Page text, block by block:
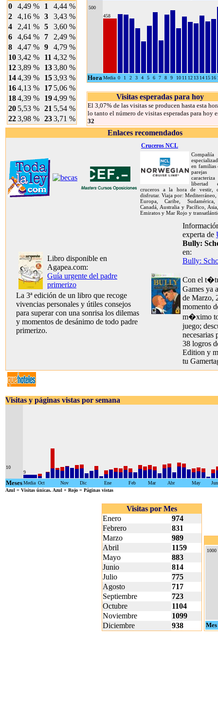
0
4,49 % 1
4,44 %
2
4,16 % 3
3,43 %
4
2,41 % 5
3,60 %
6
4,64 % 7
2,49 %
8
4,47 % 9
4,79 %
103,42 % 11 4,32 %
123,89 % 133,80 %
144,39 % 153,93 %
164,13 % 17 5,06 %
184,39 % 194,99 %
20 5,53 % 21 5,54 %
223,98 % 233,71 %
500
458
HoraMedia 0 1 2 3 4 5 6 7 8 9 10 11 12 13 14 15 16
Visitas esperadas para hoy
El 3,07% de las visitas se producen hasta esta
lo tanto el número de visitas esperadas para hoy
32
Enlaces recomendados
Cruceros NCL
Compañía
en familias
libertad
cruceros a la hora de vestir,
disfrutar. Viaja por: Mediterráneo,
Europa, Caribe, Sudamérica,
Canadá, Australia y Pacífico,
Emiratos y Mar Rojo y
Libro disponible en
Agapea.com:
Guía urgente del padre
primerizo
La 3ª edición de un libro que recoge
vivencias personales y útiles consejos
para superar con una sonrisa los dilemas
y momentos de desánimo de todo padre
primerizo.
experta de
Bully:
en:
Bully:
Con el
Games ya
de Marzo,
momento
m�ximo
juego;
necesarias
38 logros
Edition y
tu
Visitas y páginas vistas por semana
10
9
MesesMedia Oct Nov Dic Ene Feb Mar Abr May
Jun
Azul = Visitas únicas. Azul + Rojo = Páginas vistas
Visitas por Mes
Enero
974
Febrero
831
Marzo
989
Abril
1159
Mayo
883
Junio
814
Julio
775
Agosto
717
Septiembre
723
Octubre
1104
Noviembre
1099
Diciembre
938
1000
Mes